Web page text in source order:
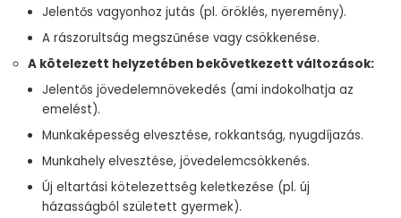
Jelentős vagyonhoz jutás (pl. öröklés, nyeremény).
A rászorultság megszűnése vagy csökkenése.
A kötelezett helyzetében bekövetkezett változások:
Jelentős jövedelemnövekedés (ami indokolhatja az
emelést).
Munkaképesség elvesztése, rokkantság, nyugdíjazás.
Munkahely elvesztése, jövedelemcsökkenés.
Új eltartási kötelezettség keletkezése (pl. új
házasságból született gyermek).